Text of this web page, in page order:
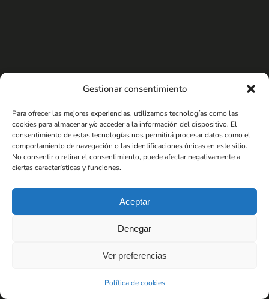
Gestionar consentimiento
Para ofrecer las mejores experiencias, utilizamos tecnologías como las
cookies para almacenar y/o acceder a la información del dispositivo. El
consentimiento de estas tecnologías nos permitirá procesar datos como el
comportamiento de navegación o las identificaciones únicas en este sitio.
No consentir o retirar el consentimiento, puede afectar negativamente a
ciertas características y funciones.
Aceptar
Denegar
Ver preferencias
Política de cookies